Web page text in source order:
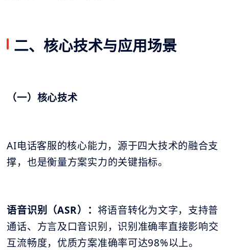
二、核心技术与应用场景
（一）核心技术
AI电话客服的核心能力，源于四大技术的融合支
撑，也是衡量方案实力的关键指标。
语音识别（ASR）： 将语音转化为文字，支持普
通话、方言及口音识别，识别准确率直接影响交
互流畅度，优质方案准确率可达98%以上。